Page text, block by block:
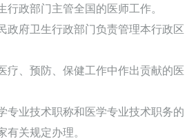
政部门主管全国的医师工作。
府卫生行政部门负责管理本行政区
、预防、保健工作中作出贡献的医
业技术职称和医学专业技术职务的
有关规定办理。